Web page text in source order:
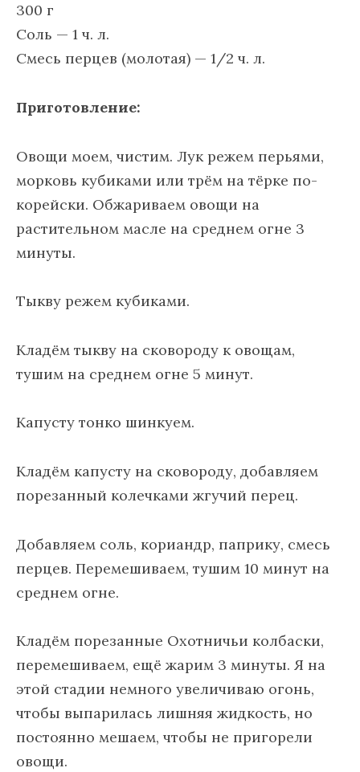
300 г
Соль — 1 ч. л.
Смесь перцев (молотая) — 1/2 ч. л.
Приготовление:
Овощи моем, чистим. Лук режем перьями,
морковь кубиками или трём на тёрке по-
корейски. Обжариваем овощи на
растительном масле на среднем огне 3
минуты.
Тыкву режем кубиками.
Кладём тыкву на сковороду к овощам,
тушим на среднем огне 5 минут.
Капусту тонко шинкуем.
Кладём капусту на сковороду, добавляем
порезанный колечками жгучий перец.
Добавляем соль, кориандр, паприку, смесь
перцев. Перемешиваем, тушим 10 минут на
среднем огне.
Кладём порезанные Охотничьи колбаски,
перемешиваем, ещё жарим 3 минуты. Я на
этой стадии немного увеличиваю огонь,
чтобы выпарилась лишняя жидкость, но
постоянно мешаем, чтобы не пригорели
овощи.